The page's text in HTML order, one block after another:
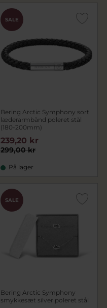
SALE
Bering Arctic Symphony sort
læderarmbånd poleret stål
(180-200mm)
299,00 kr
239,20 kr
På lager
SALE
Bering Arctic Symphony
smykkesæt silver poleret stål